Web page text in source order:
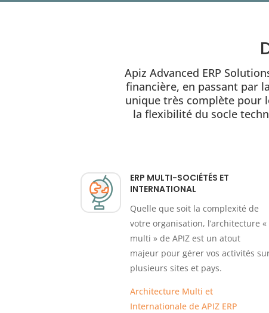
Apiz Advanced ERP
financière, en passant par
unique très complète pour
la flexibilité du socle
ERP MULTI-SOCIÉTÉS ET
INTERNATIONAL
Quelle que soit la complexité de
votre organisation, l’architecture «
multi » de APIZ est un atout
majeur pour gérer vos activités
plusieurs sites et pays.
Architecture Multi et
Internationale de APIZ ERP